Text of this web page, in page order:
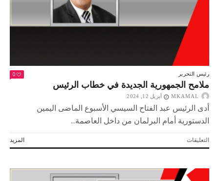
رئيس التحرير 0
ملامح الجمهورية الجديدة في خطاب الرئيس
MKAMAL أبريل 12, 2024
أدى الرئيس عبد الفتاح السيسي الأسبوع الماضى اليمين
الدستورية أمام البرلمان من داخل العاصمة...
المزيد التعليقاتعلى
ملامح
الجديدة
في